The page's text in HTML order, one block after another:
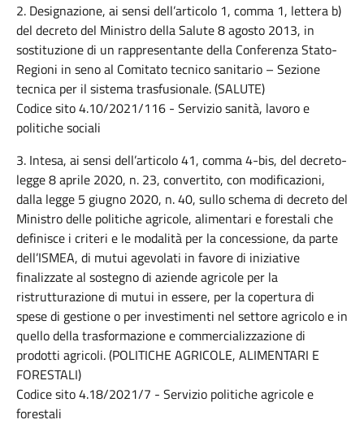
2. Designazione, ai sensi dell’articolo 1, comma 1, lettera b)
del decreto del Ministro della Salute 8 agosto 2013, in
sostituzione di un rappresentante della Conferenza Stato-
Regioni in seno al Comitato tecnico sanitario – Sezione
tecnica per il sistema trasfusionale. (SALUTE)
Codice sito 4.10/2021/116 - Servizio sanità, lavoro e
politiche sociali
3. Intesa, ai sensi dell’articolo 41, comma 4-bis, del decreto-
legge 8 aprile 2020, n. 23, convertito, con modificazioni,
dalla legge 5 giugno 2020, n. 40, sullo schema di decreto del
Ministro delle politiche agricole, alimentari e forestali che
definisce i criteri e le modalità per la concessione, da parte
dell’ISMEA, di mutui agevolati in favore di iniziative
finalizzate al sostegno di aziende agricole per la
ristrutturazione di mutui in essere, per la copertura di
spese di gestione o per investimenti nel settore agricolo e in
quello della trasformazione e commercializzazione di
prodotti agricoli. (POLITICHE AGRICOLE, ALIMENTARI E
FORESTALI)
Codice sito 4.18/2021/7 - Servizio politiche agricole e
forestali